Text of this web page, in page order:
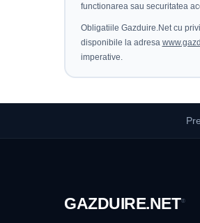
functionarea sau securitatea
Obligatiile Gazduire.Net cu
disponibile la adresa
imperative.
GAZDUIRE.NET®